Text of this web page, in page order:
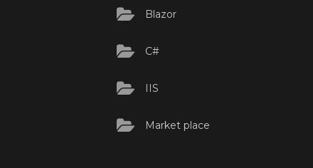
Blazor
C#
IIS
Market place